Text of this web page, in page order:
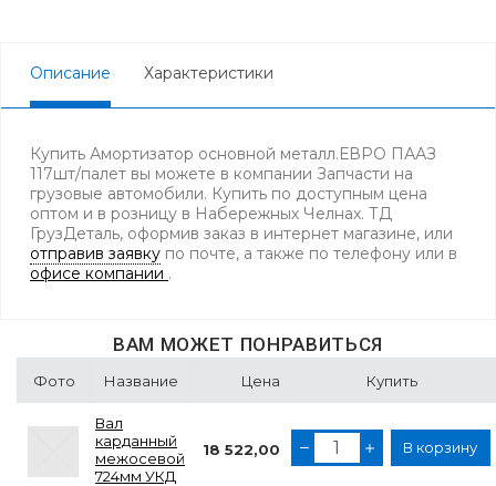
Описание Характеристики
Купить Амортизатор основной металл.ЕВРО ПААЗ
117шт/палет вы можете в компании Запчасти на
грузовые автомобили. Купить по доступным цена
оптом и в розницу в Набережных Челнах. ТД
ГрузДеталь, оформив заказ в интернет магазине, или
отправив заявку по почте, а также по телефону или в
офисе компании .
ВАМ МОЖЕТ ПОНРАВИТЬСЯ
Фото Название Цена Купить
Вал
карданный
межосевой
724мм УКД
18 522,00 В корзину